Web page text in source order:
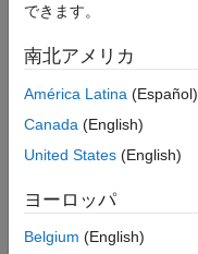
2013
年
か
ら
テ
できます。
南北アメリカ
América Latina (Español)
Canada (English)
United States (English)
ヨーロッパ
Belgium (English)